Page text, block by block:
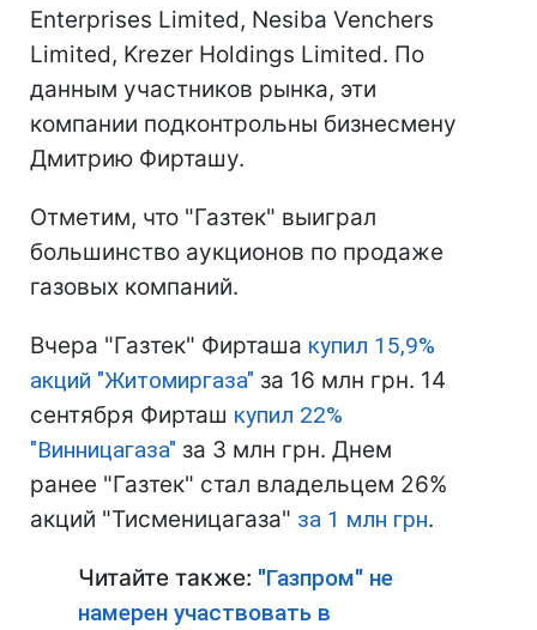
Enterprises Limited, Nesiba Venchers
Limited, Krezer Holdings Limited. По
данным участников рынка, эти
компании подконтрольны бизнесмену
Дмитрию Фирташу.
Отметим, что "Газтек" выиграл
большинство аукционов по продаже
газовых компаний.
Вчера "Газтек" Фирташа купил 15,9%
акций "Житомиргаза" за 16 млн грн. 14
сентября Фирташ купил 22%
"Винницагаза" за 3 млн грн. Днем
ранее "Газтек" стал владельцем 26%
акций "Тисменицагаза" за 1 млн грн.
Читайте также: "Газпром" не
намерен участвовать в